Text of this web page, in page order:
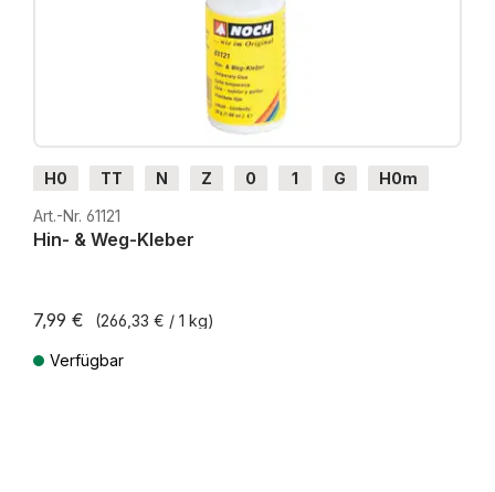
H0 TT N Z 0 1 G
H0m
H0e
Art.-Nr. 61121
Hin- & Weg-Kleber
7,99 € (266,33 € / 1 kg)
Verfügbar